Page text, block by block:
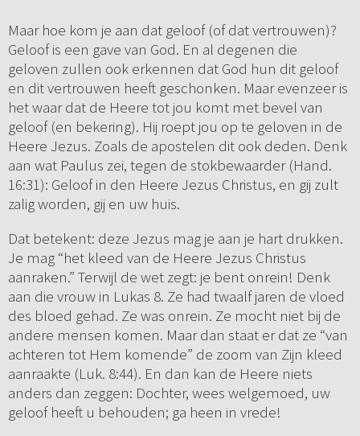
Maar hoe kom je aan dat geloof (of dat vertrouwen)?
Geloof is een gave van God. En al degenen die
geloven zullen ook erkennen dat God hun dit geloof
en dit vertrouwen heeft geschonken. Maar evenzeer is
het waar dat de Heere tot jou komt met bevel van
geloof (en bekering). Hij roept jou op te geloven in de
Heere Jezus. Zoals de apostelen dit ook deden. Denk
aan wat Paulus zei, tegen de stokbewaarder (Hand.
16:31): Geloof in den Heere Jezus Christus, en gij zult
zalig worden, gij en uw huis.
Dat betekent: deze Jezus mag je aan je hart drukken.
Je mag “het kleed van de Heere Jezus Christus
aanraken.” Terwijl de wet zegt: je bent onrein! Denk
aan die vrouw in Lukas 8. Ze had twaalf jaren de vloed
des bloed gehad. Ze was onrein. Ze mocht niet bij de
andere mensen komen. Maar dan staat er dat ze “van
achteren tot Hem komende” de zoom van Zijn kleed
aanraakte (Luk. 8:44). En dan kan de Heere niets
anders dan zeggen: Dochter, wees welgemoed, uw
geloof heeft u behouden; ga heen in vrede!